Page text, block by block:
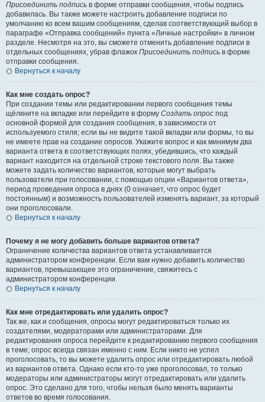
Присоединить подпись в форме отправки сообщения, чтобы подпись
добавилась. Вы также можете настроить добавление подписи по
умолчанию ко всем вашим сообщениям, сделав соответствующий выбор в
параграфе «Отправка сообщений» пункта «Личные настройки» в личном
разделе. Несмотря на это, вы сможете отменить добавление подписи в
отдельных сообщениях, убрав флажок Присоединить подпись в форме
отправки сообщения.
Вернуться к началу
Как мне создать опрос?
При создании темы или редактировании первого сообщения темы
щёлкните на вкладке или перейдите в форму Создать опрос под
основной формой для создания сообщения, в зависимости от
используемого стиля; если вы не видите такой вкладки или формы, то вы
не имеете прав на создание опросов. Укажите вопрос и как минимум два
варианта ответа в соответствующих полях, убедившись, что каждый
вариант находится на отдельной строке текстового поля. Вы также
можете задать количество вариантов, которые могут выбрать
пользователи при голосовании, с помощью опции «Вариантов ответа»,
период проведения опроса в днях (0 означает, что опрос будет
постоянным) и возможность пользователей изменять вариант, за который
они проголосовали.
Вернуться к началу
Почему я не могу добавить больше вариантов ответа?
Ограничение количества вариантов ответа устанавливается
администратором конференции. Если вам нужно добавить количество
вариантов, превышающее это ограничение, свяжитесь с
администратором конференции.
Вернуться к началу
Как мне отредактировать или удалить опрос?
Так же, как и сообщения, опросы могут редактироваться только их
создателями, модераторами или администраторами. Для
редактирования опроса перейдите к редактированию первого сообщения
в теме; опрос всегда связан именно с ним. Если никто не успел
проголосовать, то вы можете удалить опрос или отредактировать любой
из вариантов ответа. Однако если кто-то уже проголосовал, то только
модераторы или администраторы могут отредактировать или удалить
опрос. Это сделано для того, чтобы нельзя было менять варианты
ответов во время голосования.